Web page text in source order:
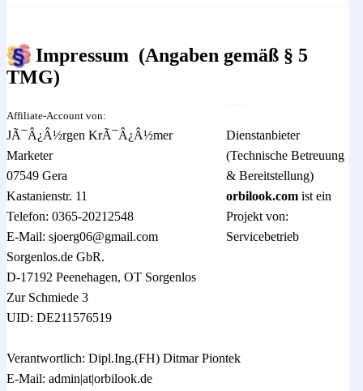
Impressum (Angaben gemäß § 5
TMG)
Affiliate-Account von:
JÃ¯Â¿Â½rgen KrÃ¯Â¿Â½mer
Marketer
07549 Gera
Kastanienstr. 11
Telefon: 0365-20212548
E-Mail: sjoerg06@gmail.com
Dienstanbieter
(Technische Betreuung
& Bereitstellung)
orbilook.comist ein
Projekt von:
Servicebetrieb
Sorgenlos.de GbR.
D-17192 Peenehagen, OT Sorgenlos
Zur Schmiede 3
UID: DE211576519
Verantwortlich: Dipl.Ing.(FH) Ditmar Piontek
E-Mail: admin|at|orbilook.de